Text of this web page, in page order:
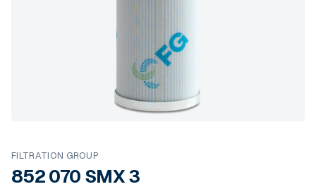
FILTRATION GROUP
852 070 SMX 3